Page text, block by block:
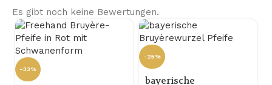
Es gibt noch keine Bewertungen.
-33%
-25%
bayerische